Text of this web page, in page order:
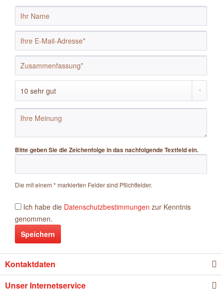
Bitte geben Sie die Zeichenfolge in das nachfolgende Textfeld ein.
Die mit einem * markierten Felder sind Pflichtfelder.
Ich habe die Datenschutzbestimmungen zur Kenntnis
genommen.
Speichern
Kontaktdaten
Unser Internetservice